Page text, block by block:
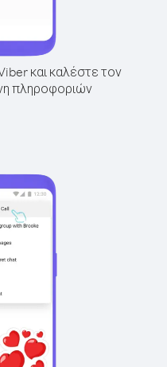
και καλέστε τον
πληροφοριών